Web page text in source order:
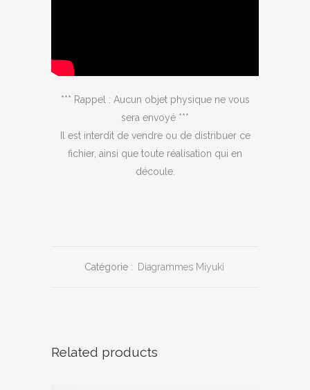
*** Rappel : Aucun objet physique ne vous
sera envoyé ***
Il est interdit de vendre ou de distribuer ce
fichier, ainsi que toute réalisation qui en
découle.
Catégorie : Diagrammes Miyuki
Related products